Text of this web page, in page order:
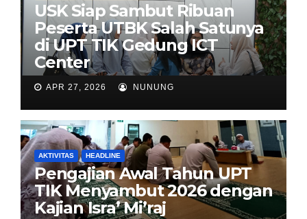
USK Siap Sambut Ribuan
Peserta UTBK Salah Satunya
di UPT TIK Gedung ICT
Center
APR 27, 2026 NUNUNG
AKTIVITAS HEADLINE
Pengajian Awal Tahun UPT
TIK Menyambut 2026 dengan
Kajian Isra’ Mi’raj